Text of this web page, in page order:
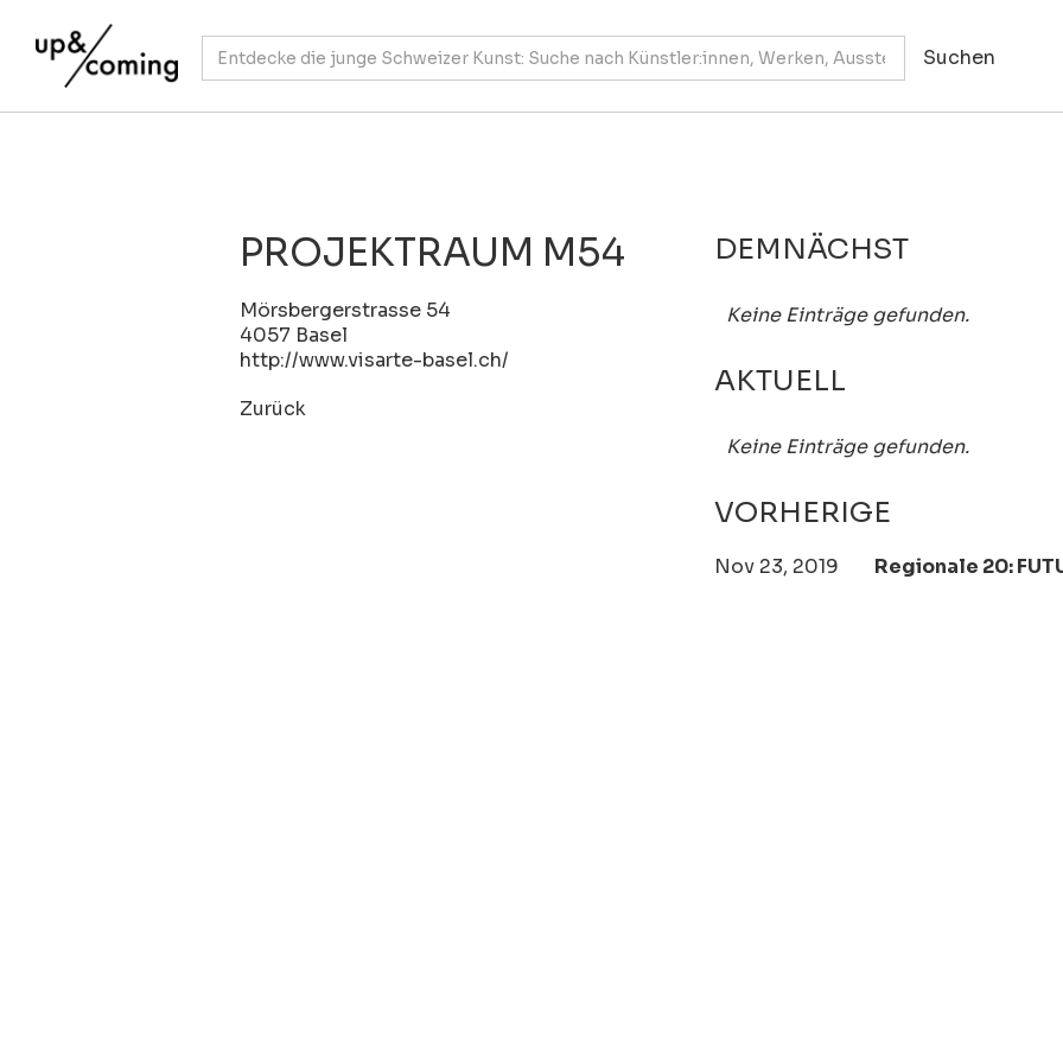
PROJEKTRAUM M54
Mörsbergerstrasse 54
4057 Basel
http://www.visarte-basel.ch/
Zurück
DEMNÄCHST
Keine Einträge gefunden.
AKTUELL
Keine Einträge gefunden.
VORHERIGE
Nov 23, 2019 Regionale 20: